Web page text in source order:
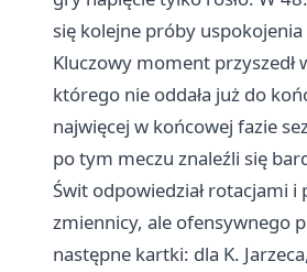
się kolejne próby
Kluczowy moment przyszedł
którego nie oddała już do
najwięcej w końcowej fazie
po tym meczu znaleźli się
Świt odpowiedział rotacjami
zmiennicy, ale ofensywnego
następne kartki: dla K.